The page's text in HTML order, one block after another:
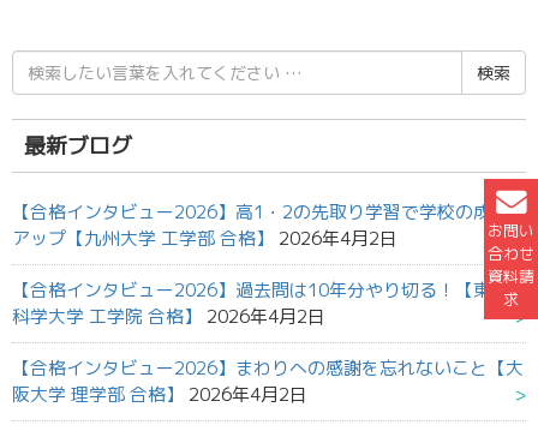
お問い
合わせ
資料請
求
検
索
結
果:
最新ブログ
【合格インタビュー2026】高1・2の先取り学習で学校の成績
アップ【九州大学 工学部 合格】
2026年4月2日
【合格インタビュー2026】過去問は10年分やり切る！【東京
科学大学 工学院 合格】
2026年4月2日
【合格インタビュー2026】まわりへの感謝を忘れないこと【大
阪大学 理学部 合格】
2026年4月2日